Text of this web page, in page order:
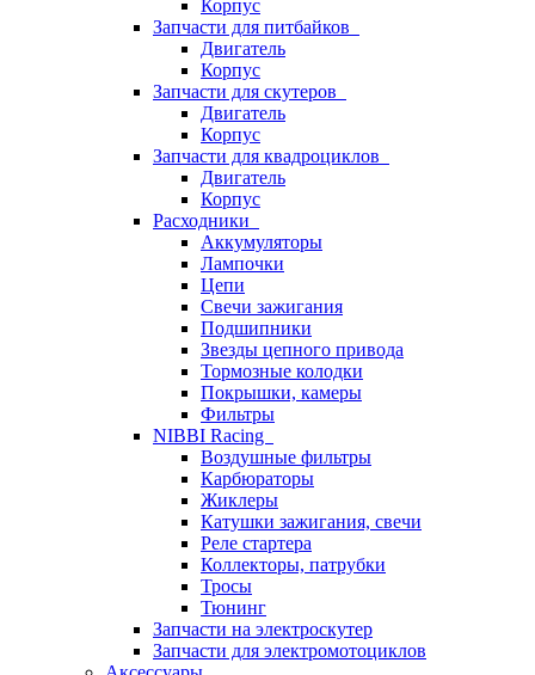
Корпус
Запчасти для питбайков
Двигатель
Корпус
Запчасти для скутеров
Двигатель
Корпус
Запчасти для квадроциклов
Двигатель
Корпус
Расходники
Аккумуляторы
Лампочки
Цепи
Свечи зажигания
Подшипники
Звезды цепного привода
Тормозные колодки
Покрышки, камеры
Фильтры
NIBBI Racing
Воздушные фильтры
Карбюраторы
Жиклеры
Катушки зажигания, свечи
Реле стартера
Коллекторы, патрубки
Тросы
Тюнинг
Запчасти на электроскутер
Запчасти для электромотоциклов